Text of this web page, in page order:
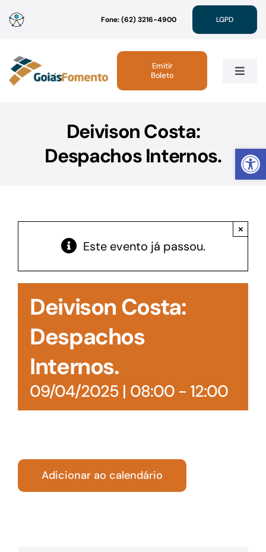
Abrir
para
conteúdo
Fone: (62) 3216-4900 LGPD
Toggle
Linhas de Crédito
Acesso à Informação
Emitir
Boleto
Deivison Costa:
Despachos Internos.
Este evento já passou.
×
Deivison Costa:
Despachos
Internos.
09/04/2025 | 08:00- 12:00
Adicionar ao calendário